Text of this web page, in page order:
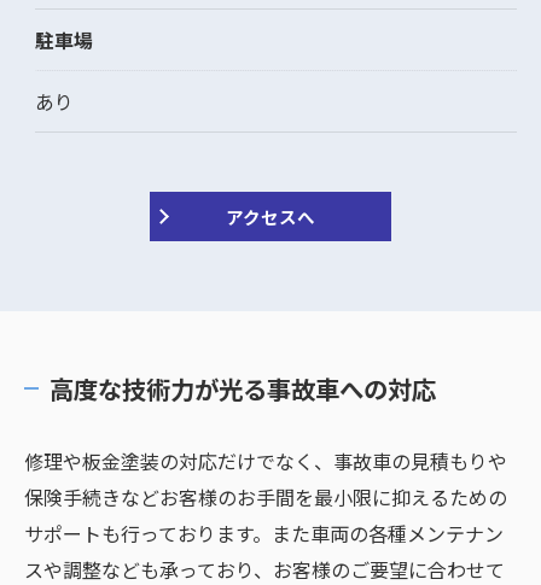
駐車場
あり
アクセスへ
高度な技術力が光る事故車への対応
修理や板金塗装の対応だけでなく、事故車の見積もりや
保険手続きなどお客様のお手間を最小限に抑えるための
サポートも行っております。また車両の各種メンテナン
スや調整なども承っており、お客様のご要望に合わせて